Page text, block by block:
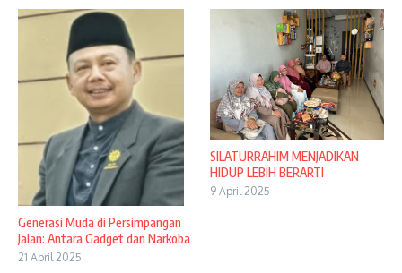
Generasi Muda di Persimpangan
Jalan: Antara Gadget dan Narkoba
21 April 2025
SILATURRAHIM MENJADIKAN
HIDUP LEBIH BERARTI
9 April 2025